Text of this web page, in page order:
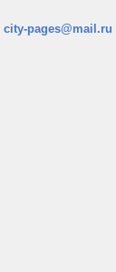
city-pages@mail.ru